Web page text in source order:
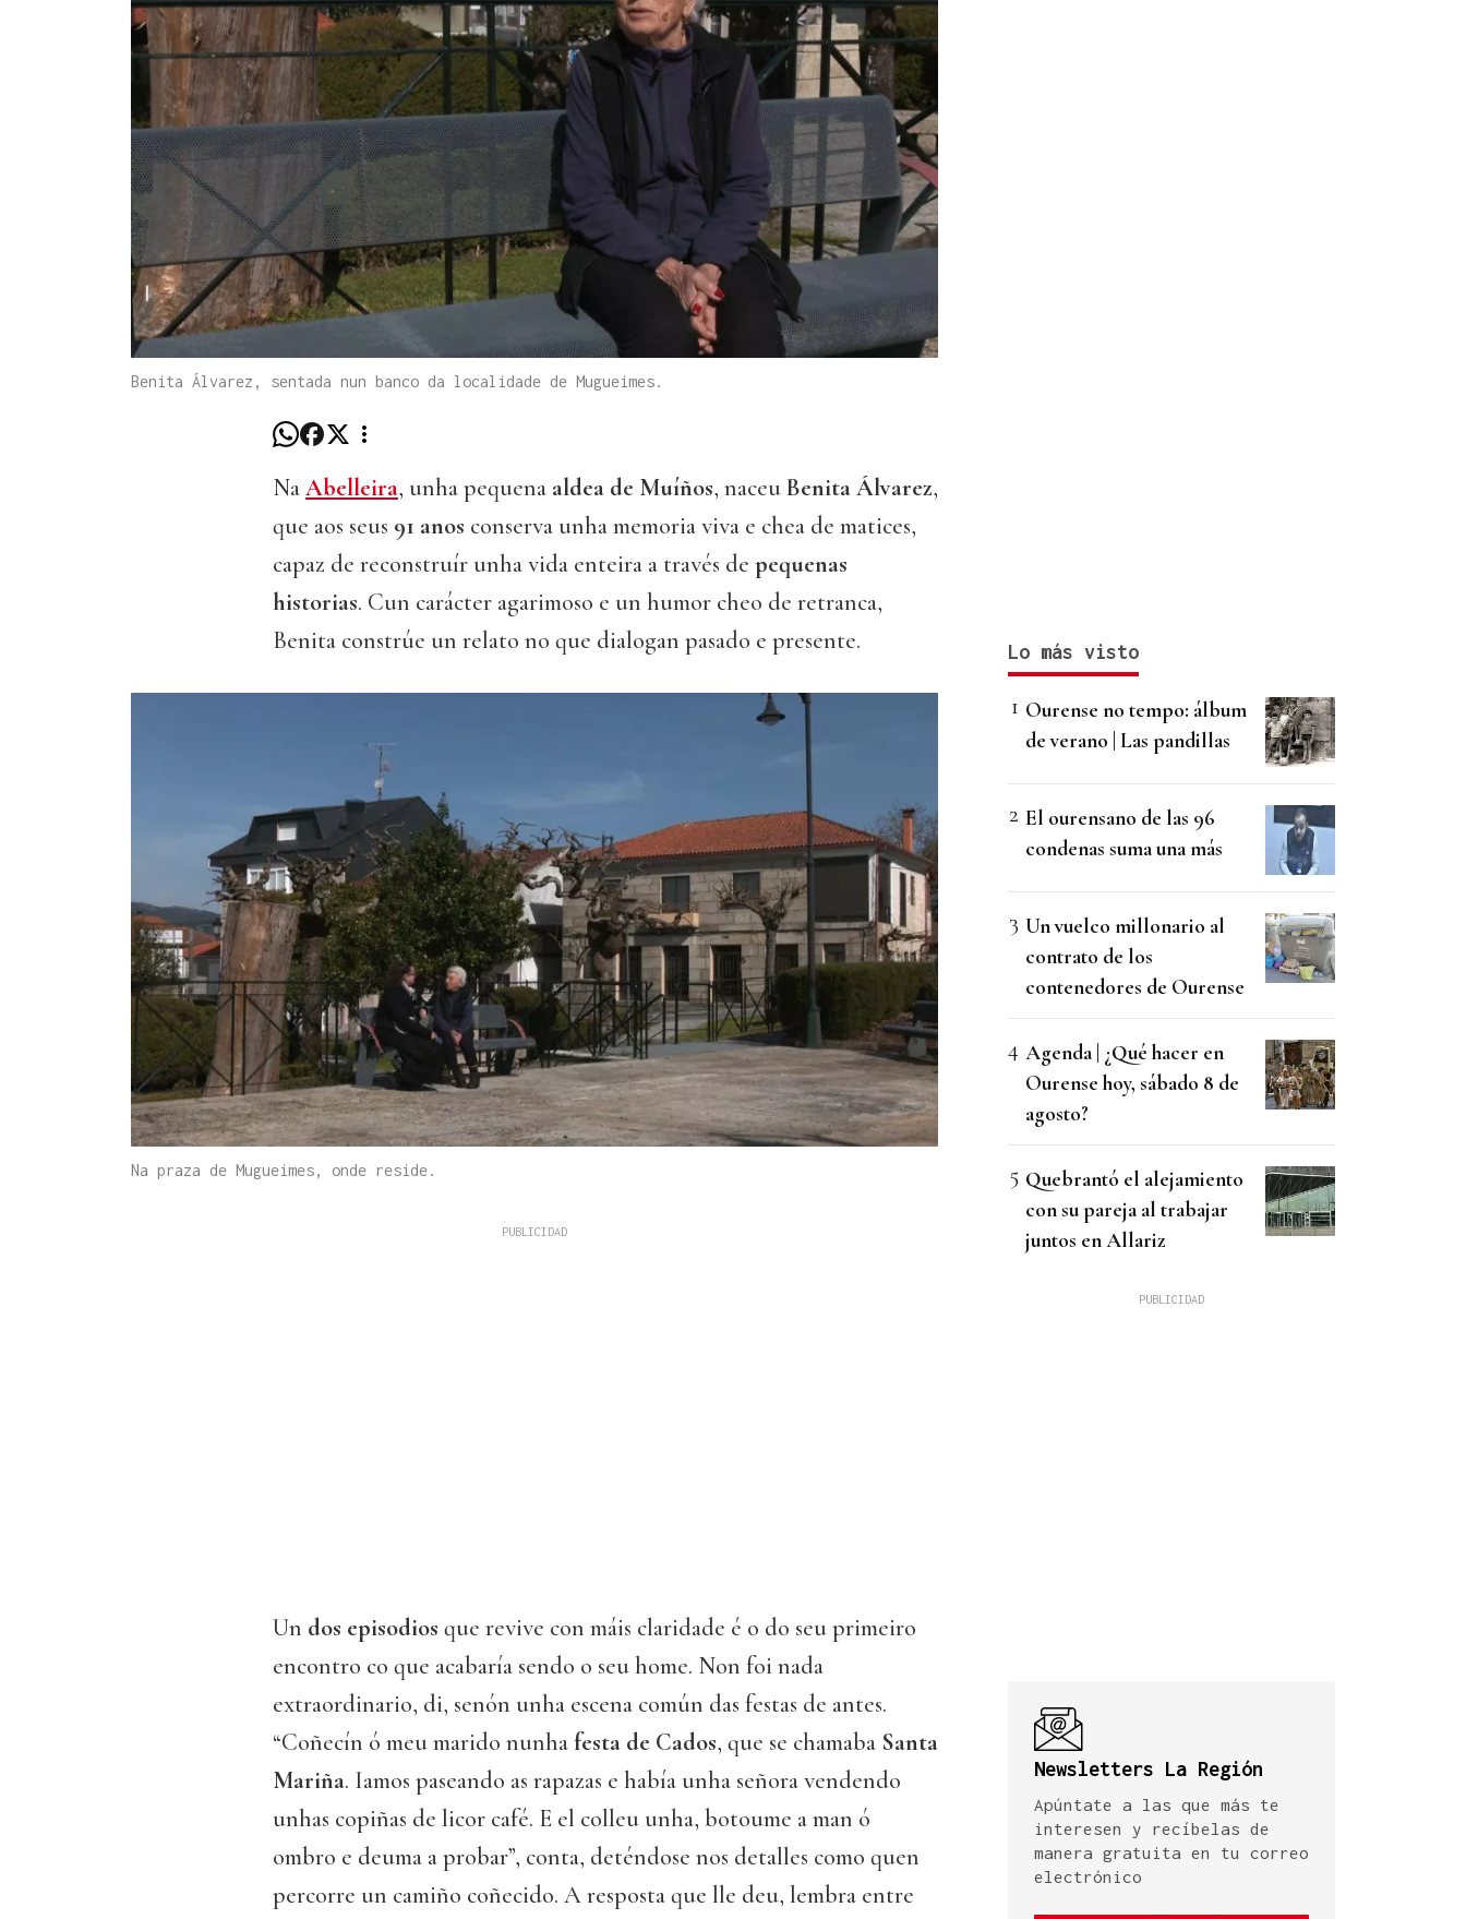
Benita Álvarez, sentada nun banco da localidade de Mugueimes.
NaAbelleira, unha pequena aldea de Muíños, naceuBenita Álvarez,
que aos seus 91 anos conserva unha memoria viva e chea de matices,
capaz de reconstruír unha vida enteira a través de pequenas
historias. Cun carácter agarimoso e un humor cheo de retranca,
Benita constrúe un relato no que dialogan pasado e presente.
Na praza de Mugueimes, onde reside.
Un dos episodios que revive con máis claridade é o do seu primeiro
encontro co que acabaría sendo o seu home. Non foi nada
extraordinario, di, senón unha escena común das festas de antes.
“Coñecín ó meu marido nunhafesta de Cados, que se chamaba Santa
Mariña. Iamos paseando as rapazas e había unha señora vendendo
unhas copiñas de licor café. E el colleu unha, botoume a man ó
ombro e deuma a probar”, conta, deténdose nos detalles como quen
percorre un camiño coñecido. A resposta que lle deu, lembra entre
Lo más visto
Ourense no tempo: álbum
de verano | Las pandillas
El ourensano de las 96
condenas suma una más
Un vuelco millonario al
contrato de los
contenedores de Ourense
Agenda | ¿Qué hacer en
Ourense hoy, sábado 8 de
agosto?
Quebrantó el alejamiento
con su pareja al trabajar
juntos en Allariz
Newsletters La Región
Apúntate a las que más te
interesen y recíbelas de
manera gratuita en tu correo
electrónico